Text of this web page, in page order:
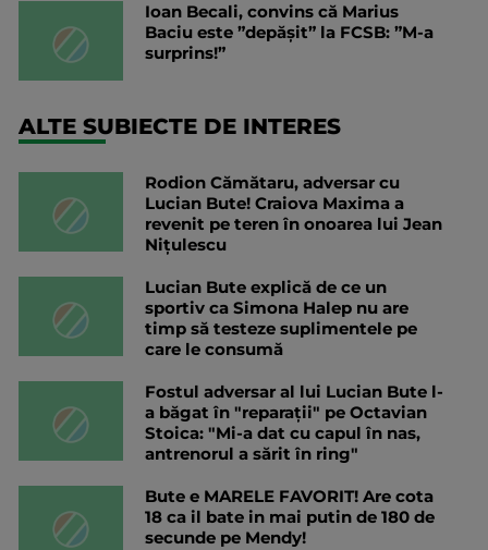
Ioan Becali, convins că Marius
Baciu este ”depășit” la FCSB: ”M-a
surprins!”
ALTE SUBIECTE DE INTERES
Rodion Cămătaru, adversar cu
Lucian Bute! Craiova Maxima a
revenit pe teren în onoarea lui Jean
Nițulescu
Lucian Bute explică de ce un
sportiv ca Simona Halep nu are
timp să testeze suplimentele pe
care le consumă
Fostul adversar al lui Lucian Bute l-
a băgat în "reparații" pe Octavian
Stoica: "Mi-a dat cu capul în nas,
antrenorul a sărit în ring"
Bute e MARELE FAVORIT! Are cota
18 ca il bate in mai putin de 180 de
secunde pe Mendy!